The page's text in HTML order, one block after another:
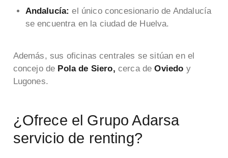
Andalucía:el único concesionario de Andalucía
se encuentra en la ciudad de Huelva.
Además, sus oficinas centrales se sitúan en el
concejo de Pola de Siero, cerca deOviedo y
Lugones.
¿Ofrece el Grupo Adarsa
servicio de renting?